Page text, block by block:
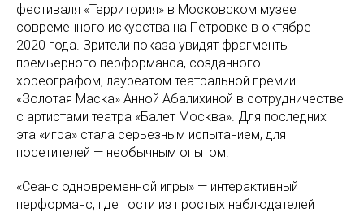
фестиваля «Территория» в Московском музее
современного искусства на Петровке в октябре
2020 года. Зрители показа увидят фрагменты
премьерного перформанса, созданного
хореографом, лауреатом театральной премии
«Золотая Маска» Анной Абалихиной в сотрудничестве
с артистами театра «Балет Москва». Для последних
эта «игра» стала серьезным испытанием, для
посетителей — необычным опытом.
«Сеанс одновременной игры» — интерактивный
перформанс, где гости из простых наблюдателей